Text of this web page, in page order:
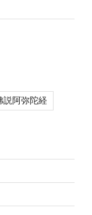
阿弥陀経